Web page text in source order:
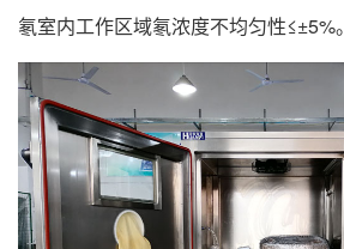
氡室内工作区域氡浓度不均匀性≤±5%。